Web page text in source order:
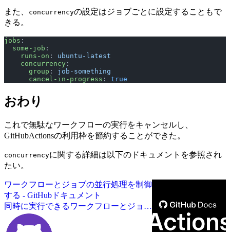
また、 concurrencyの設定はジョブごとに設定することもで
きる。
jobs :
  some-job
:
    runs-on
: ubuntu-latest
    concurrency
:
      group
: job-something
      cancel-in-progress
: true
おわり
これで無駄なワークフローの実行をキャンセルし、
GitHubActionsの利用枠を節約することができた。
concurrencyに関する詳細は以下のドキュメントを参照され
たい。
ワークフローとジョブの並行処理を制御
する - GitHubドキュメント
同時に実行できるワークフローとジョブ
を管理します。